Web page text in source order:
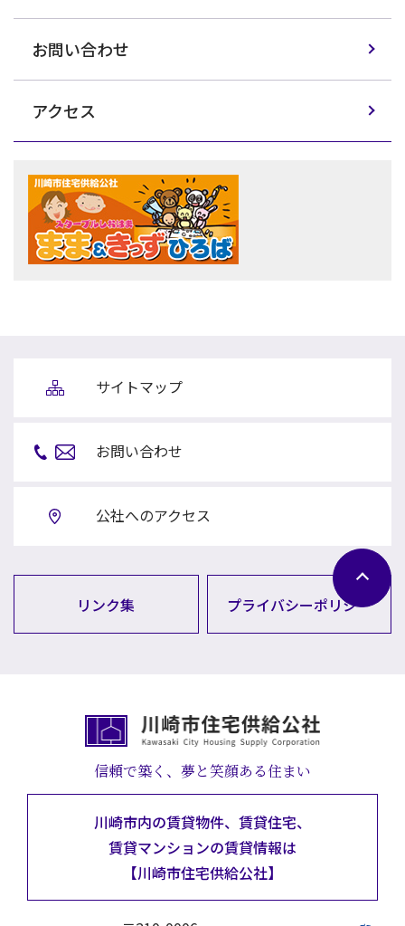
お問い合わせ
アクセス
サイトマップ
お問い合わせ
公社へのアクセス
リンク集 プライバシーポリシー
信頼で築く、夢と笑顔ある住まい
川崎市内の賃貸物件、賃貸住宅、
賃貸マンションの賃貸情報は
【川崎市住宅供給公社】